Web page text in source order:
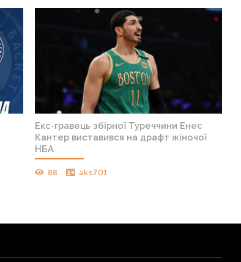
Екс-гравець збірної Туреччини Енес
Кантер виставився на драфт жіночої
НБА
88 aks701